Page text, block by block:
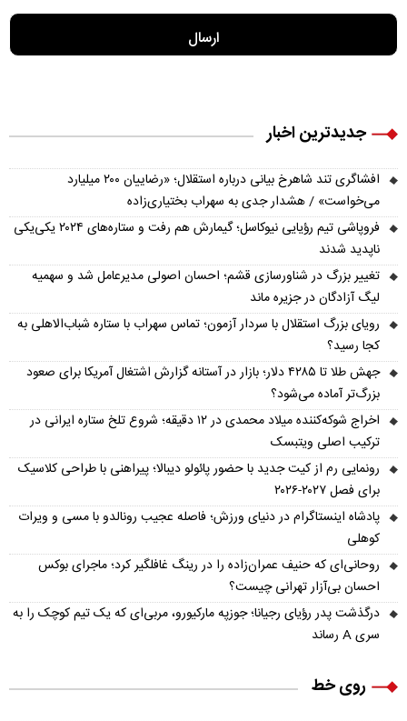
جدیدترین اخبار
افشاگری تند شاهرخ بیانی درباره استقلال؛ «رضاییان ۲۰۰ میلیارد
می‌خواست» / هشدار جدی به سهراب بختیاری‌زاده
فروپاشی تیم رؤیایی نیوکاسل؛ گیمارش هم رفت و ستاره‌های ۲۰۲۴ یکی‌یکی
ناپدید شدند
تغییر بزرگ در شناورسازی قشم؛ احسان اصولی مدیرعامل شد و سهمیه
لیگ آزادگان در جزیره ماند
رویای بزرگ استقلال با سردار آزمون؛ تماس سهراب با ستاره شباب‌الاهلی به
کجا رسید؟
جهش طلا تا ۴۲۸۵ دلار؛ بازار در آستانه گزارش اشتغال آمریکا برای صعود
بزرگ‌تر آماده می‌شود؟
اخراج شوکه‌کننده میلاد محمدی در ۱۲ دقیقه؛ شروع تلخ ستاره ایرانی در
ترکیب اصلی ویتبسک
رونمایی رم از کیت جدید با حضور پائولو دیبالا؛ پیراهنی با طراحی کلاسیک
برای فصل ۲۰۲۷-۲۰۲۶
پادشاه اینستاگرام در دنیای ورزش؛ فاصله عجیب رونالدو با مسی و ویرات
کوهلی
روحانی‌ای که حنیف عمران‌زاده را در رینگ غافلگیر کرد؛ ماجرای بوکس
احسان بی‌آزار تهرانی چیست؟
درگذشت پدر رؤیای رجیانا؛ جوزپه مارکیورو، مربی‌ای که یک تیم کوچک را به
سری A رساند
روی خط